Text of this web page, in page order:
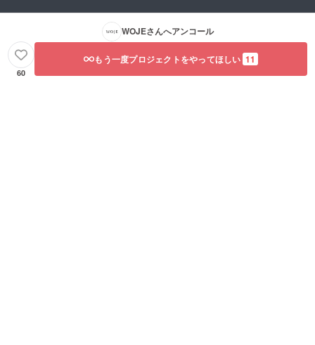
WOJEさんへアンコール
60
もう一度プロジェクトをやってほしい 11